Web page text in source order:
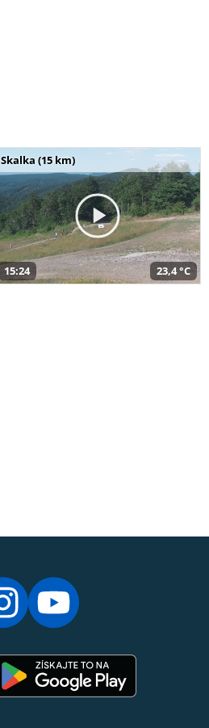
Skalka (15 km)
15:24 23,4 °C